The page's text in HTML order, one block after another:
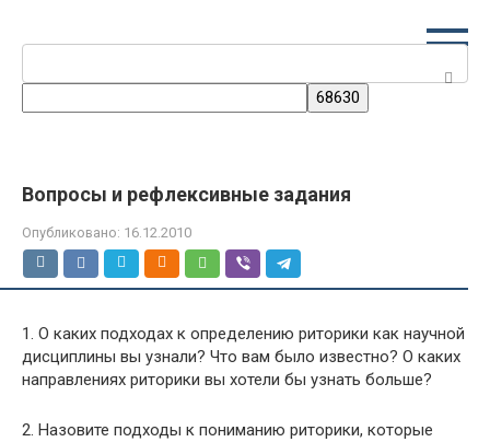
Вопросы и рефлексивные задания
Опубликовано: 16.12.2010
1. О каких подходах к определению риторики как научной
дисциплины вы узнали? Что вам было известно? О каких
направлениях риторики вы хотели бы узнать больше?
2. Назовите подходы к пониманию риторики, которые